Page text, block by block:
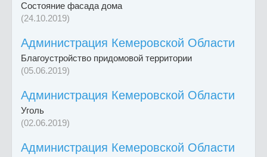
Состояние фасада дома
(24.10.2019)
Администрация Кемеровской Области
Благоустройство придомовой территории
(05.06.2019)
Администрация Кемеровской Области
Уголь
(02.06.2019)
Администрация Кемеровской Области